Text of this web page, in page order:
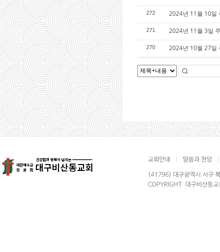
272 2024년 11월 10일
271 2024년 11월 3일
270 2024년 10월 27일